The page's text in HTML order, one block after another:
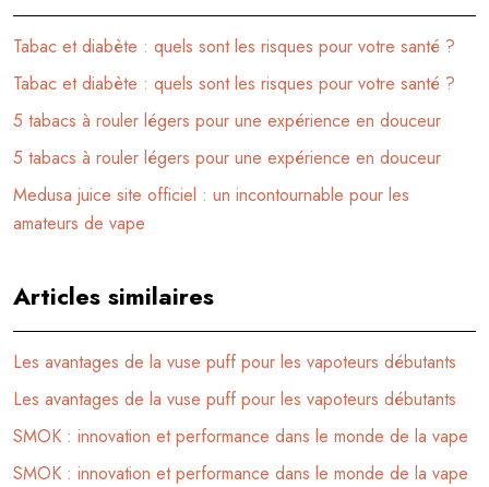
Tabac et diabète : quels sont les risques pour votre santé ?
Tabac et diabète : quels sont les risques pour votre santé ?
5 tabacs à rouler légers pour une expérience en douceur
5 tabacs à rouler légers pour une expérience en douceur
Medusa juice site officiel : un incontournable pour les
amateurs de vape
Articles similaires
Les avantages de la vuse puff pour les vapoteurs débutants
Les avantages de la vuse puff pour les vapoteurs débutants
SMOK : innovation et performance dans le monde de la vape
SMOK : innovation et performance dans le monde de la vape